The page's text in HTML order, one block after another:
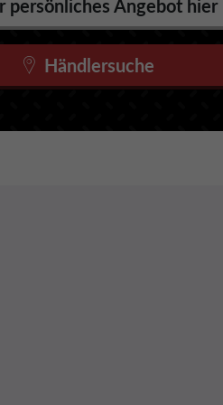
persönliches Angebot hier
Händlersuche